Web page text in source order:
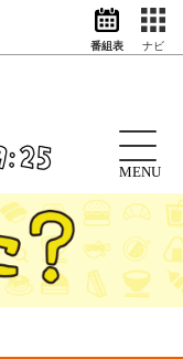
アニメ
ニュース
イベント
番組表 ナビ
MENU